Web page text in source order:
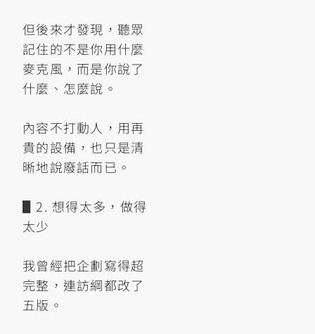
但後來才發現，聽眾
記住的不是你用什麼
麥克風，而是你說了
什麼、怎麼說。
內容不打動人，用再
貴的設備，也只是清
晰地說廢話而已。
▋2. 想得太多，做得
太少
我曾經把企劃寫得超
完整，連訪綱都改了
五版。